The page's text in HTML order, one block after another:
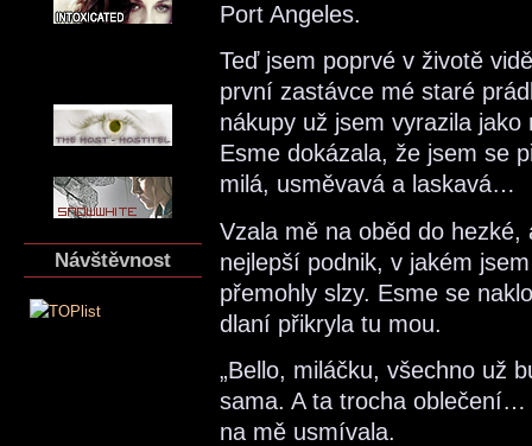
Návštěvnost
Port Angeles.
Teď jsem poprvé v životě
první zastávce mé staré
nákupy už jsem vyrazila
Esme dokázala, že jsem se
milá, usměvavá a laskavá…
Vzala mě na oběd do
nejlepší podnik, v jakém
přemohly slzy. Esme se
dlaní přikryla tu mou.
„Bello, miláčku, všechno už
sama. A ta trocha oblečení…
na mě usmívala.